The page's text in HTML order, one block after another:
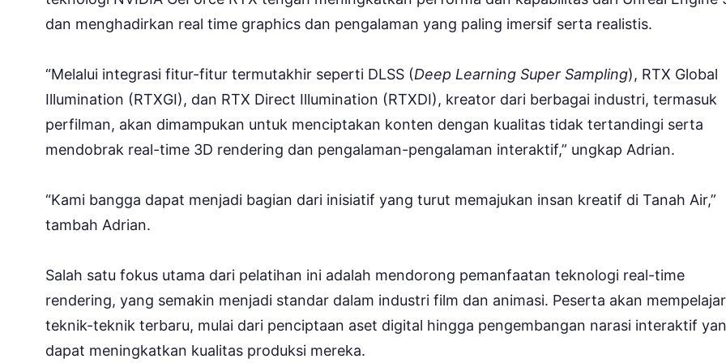
dan menghadirkan real time graphics dan pengalaman yang paling imersif serta realistis.
“Melalui integrasi fitur-fitur termutakhir seperti DLSS (Deep Learning Super Sampling), RTX Global
Illumination (RTXGI), dan RTX Direct Illumination (RTXDI), kreator dari berbagai industri, termasuk
perfilman, akan dimampukan untuk menciptakan konten dengan kualitas tidak tertandingi serta
mendobrak real-time 3D rendering dan pengalaman-pengalaman interaktif,” ungkap Adrian.
“Kami bangga dapat menjadi bagian dari inisiatif yang turut memajukan insan kreatif di Tanah Air,”
tambah Adrian.
Salah satu fokus utama dari pelatihan ini adalah mendorong pemanfaatan teknologi real-time
rendering, yang semakin menjadi standar dalam industri film dan animasi. Peserta akan
teknik-teknik terbaru, mulai dari penciptaan aset digital hingga pengembangan narasi interaktif
dapat meningkatkan kualitas produksi mereka.